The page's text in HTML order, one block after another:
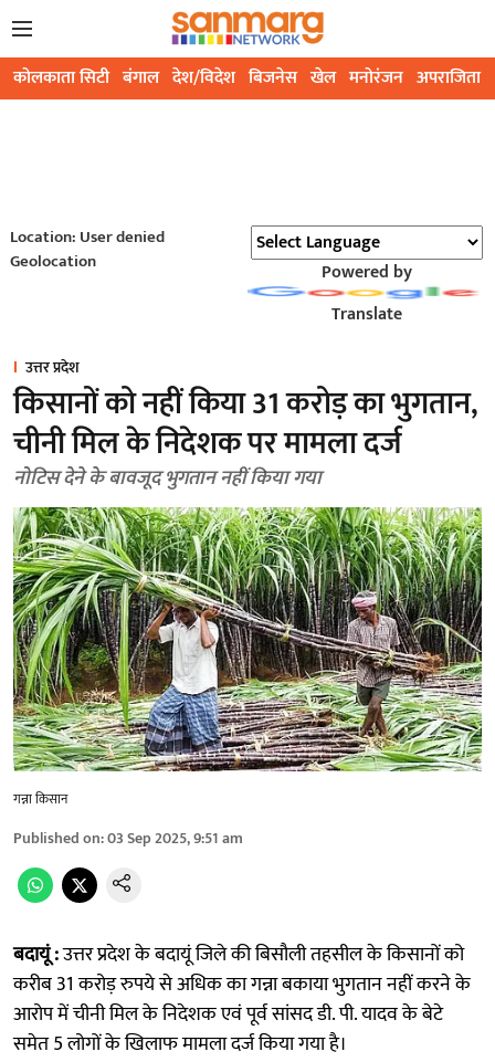
कोलकाता सिटी बंगाल देश/विदेश बिजनेस खेल मनोरंजन अपराजिता
Location: User denied
Geolocation
Powered by
Translate
उत्तर प्रदेश
किसानों को नहीं किया 31 करोड़ का भुगतान,
चीनी मिल के निदेशक पर मामला दर्ज
नोटिस देने के बावजूद भुगतान नहीं किया गया
गन्ना किसान
Published on:03 Sep 2025, 9:51 am
बदायूं :उत्तर प्रदेश के बदायूं जिले की बिसौली तहसील के किसानों को
करीब 31 करोड़ रुपये से अधिक का गन्ना बकाया भुगतान नहीं करने के
आरोप में चीनी मिल के निदेशक एवं पूर्व सांसद डी. पी. यादव के बेटे
समेत 5 लोगों के खिलाफ मामला दर्ज किया गया है।